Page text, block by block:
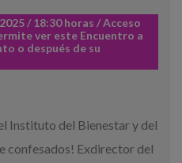
/ 18:30 horas / Acceso
ver este Encuentro a
o después de su
Instituto del Bienestar y del
confesados! Exdirector del